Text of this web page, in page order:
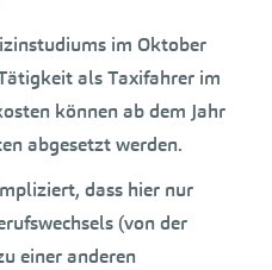
im Oktober
als Taxifahrer im
können ab dem Jahr
abgesetzt werden.
dass hier nur
(von der
einer anderen